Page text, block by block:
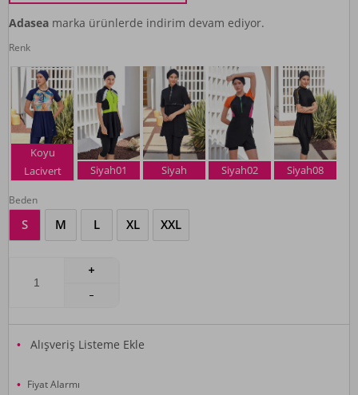
Adasea marka ürünlerde indirim devam ediyor.
Renk
Koyu
Lacivert
Siyah01 Siyah Siyah02 Siyah08
Beden
S M L XL XXL
Alışveriş Listeme Ekle
Fiyat Alarmı